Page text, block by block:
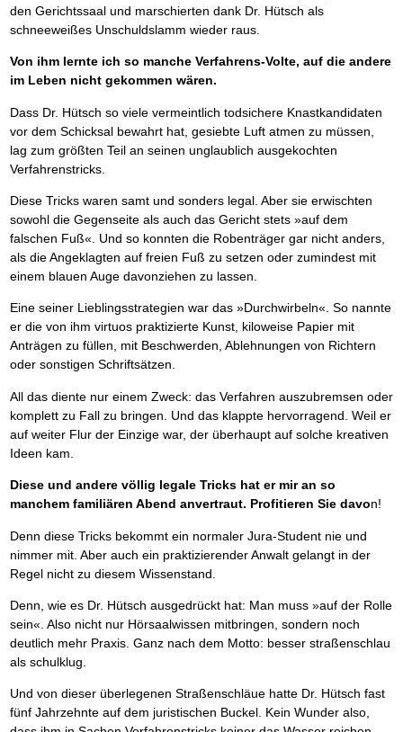
den Gerichtssaal und marschierten dank Dr. Hütsch als
schneeweißes Unschuldslamm wieder raus.
Von ihm lernte ich so manche Verfahrens-Volte, auf die andere
im Leben nicht gekommen wären.
Dass Dr. Hütsch so viele vermeintlich todsichere Knastkandidaten
vor dem Schicksal bewahrt hat, gesiebte Luft atmen zu müssen,
lag zum größten Teil an seinen unglaublich ausgekochten
Verfahrenstricks.
Diese Tricks waren samt und sonders legal. Aber sie erwischten
sowohl die Gegenseite als auch das Gericht stets »auf dem
falschen Fuß«. Und so konnten die Robenträger gar nicht anders,
als die Angeklagten auf freien Fuß zu setzen oder zumindest mit
einem blauen Auge davonziehen zu lassen.
Eine seiner Lieblingsstrategien war das »Durchwirbeln«. So nannte
er die von ihm virtuos praktizierte Kunst, kiloweise Papier mit
Anträgen zu füllen, mit Beschwerden, Ablehnungen von Richtern
oder sonstigen Schriftsätzen.
All das diente nur einem Zweck: das Verfahren auszubremsen oder
komplett zu Fall zu bringen. Und das klappte hervorragend. Weil er
auf weiter Flur der Einzige war, der überhaupt auf solche kreativen
Ideen kam.
Diese und andere völlig legale Tricks hat er mir an so
manchem familiären Abend anvertraut. Profitieren Sie davon!
Denn diese Tricks bekommt ein normaler Jura-Student nie und
nimmer mit. Aber auch ein praktizierender Anwalt gelangt in der
Regel nicht zu diesem Wissenstand.
Denn, wie es Dr. Hütsch ausgedrückt hat: Man muss »auf der Rolle
sein«. Also nicht nur Hörsaalwissen mitbringen, sondern noch
deutlich mehr Praxis. Ganz nach dem Motto: besser straßenschlau
als schulklug.
Und von dieser überlegenen Straßenschläue hatte Dr. Hütsch fast
fünf Jahrzehnte auf dem juristischen Buckel. Kein Wunder also,